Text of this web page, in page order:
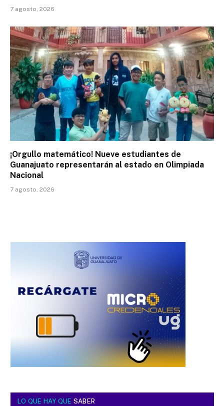
7 agosto, 2026
¡Orgullo matemático! Nueve estudiantes de
Guanajuato representarán al estado en Olimpiada
Nacional
7 agosto, 2026
LO QUE HAY QUE SABER